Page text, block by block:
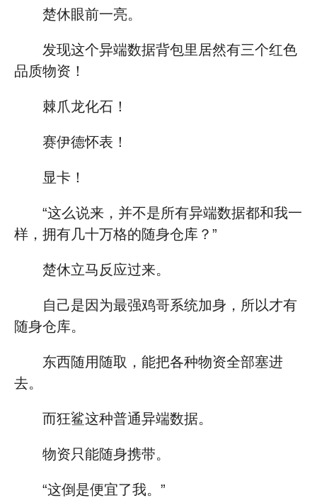
楚休眼前一亮。
发现这个异端数据背包里居然有三个红色
品质物资！
棘爪龙化石！
赛伊德怀表！
显卡！
“这么说来，并不是所有异端数据都和我一
样，拥有几十万格的随身仓库？”
楚休立马反应过来。
自己是因为最强鸡哥系统加身，所以才有
随身仓库。
东西随用随取，能把各种物资全部塞进
去。
而狂鲨这种普通异端数据。
物资只能随身携带。
“这倒是便宜了我。”